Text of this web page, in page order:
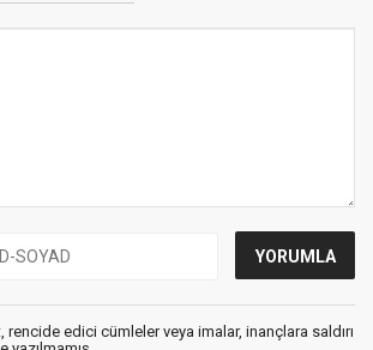
rencide edici cümleler veya imalar, inançlara saldırı